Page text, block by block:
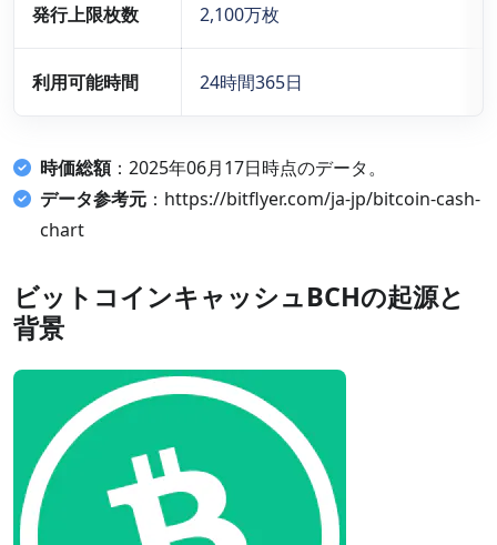
発行上限枚数 2,100万枚
利用可能時間 24時間365日
時価総額：2025年06月17日時点のデータ。
データ参考元 ：https://bitflyer.com/ja-jp/bitcoin-cash-
chart
ビットコインキャッシュBCHの起源と
背景